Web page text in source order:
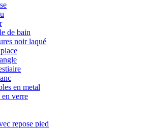
de bain
noir laqué
en metal
en verre
repose pied